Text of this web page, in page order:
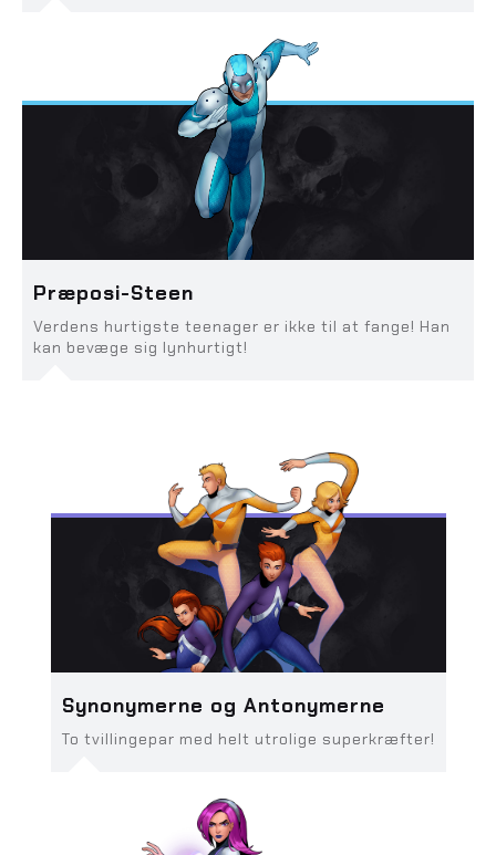
Præposi-Steen
Verdens hurtigste teenager er ikke til at fange! Han
kan bevæge sig lynhurtigt!
Synonymerne og Antonymerne
To tvillingepar med helt utrolige superkræfter!